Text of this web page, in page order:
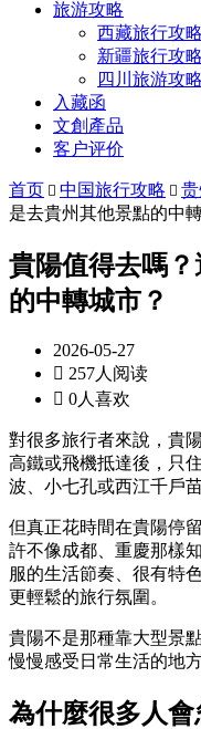
旅游攻略
西藏旅行攻略
新疆旅行攻略
四川旅游攻略
入藏函
文創產品
客户评价
首页  中国旅行攻略 
是去貴州其他景點的中
貴陽值得去嗎
的中轉城市？
2026-05-27
 257人阅读
 0人喜欢
對很多旅行者來說，貴
高鐵或飛機抵達後，只
波、小七孔或西江千戶苗
但真正花時間在貴陽停
許不像成都、重慶那樣
服的生活節奏、很有特
更輕鬆的旅行氛圍。
貴陽不是那種靠大型景
慢慢感受日常生活的地方
為什麼很多人會